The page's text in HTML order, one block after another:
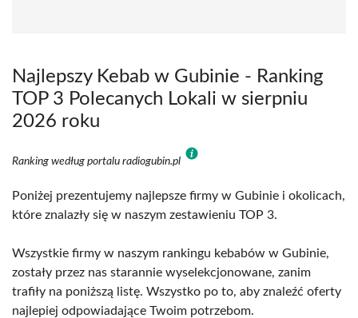
Najlepszy Kebab w Gubinie - Ranking
TOP 3 Polecanych Lokali w sierpniu
2026 roku
Ranking według portalu radiogubin.pl
Poniżej prezentujemy najlepsze firmy w Gubinie i okolicach,
które znalazły się w naszym zestawieniu TOP 3.
Wszystkie firmy w naszym rankingu kebabów w Gubinie,
zostały przez nas starannie wyselekcjonowane, zanim
trafiły na poniższą listę. Wszystko po to, aby znaleźć oferty
najlepiej odpowiadające Twoim potrzebom.